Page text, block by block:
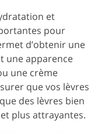
et
pour
d’obtenir une
une apparence
une crème
que vos lèvres
des lèvres bien
plus attrayantes.